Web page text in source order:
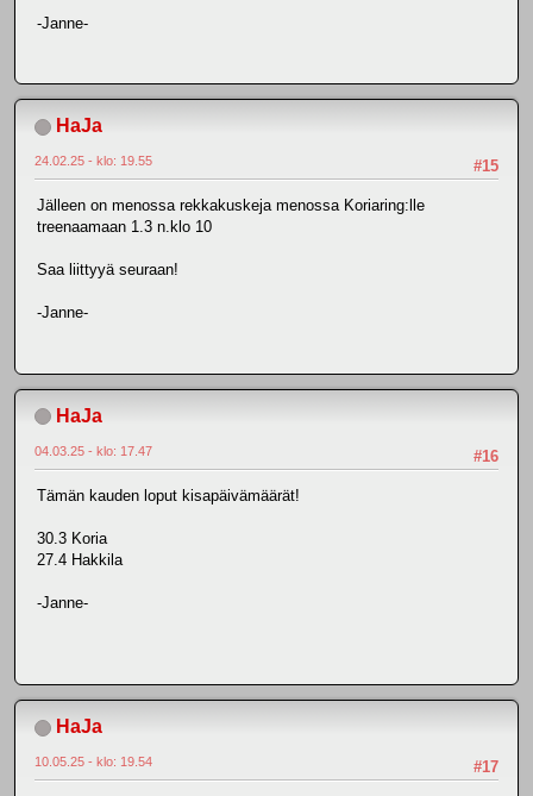
-Janne-
HaJa
#15
24.02.25 - klo: 19.55
Jälleen on menossa rekkakuskeja menossa Koriaring:lle
treenaamaan 1.3 n.klo 10
Saa liittyyä seuraan!
-Janne-
HaJa
#16
04.03.25 - klo: 17.47
Tämän kauden loput kisapäivämäärät!
30.3 Koria
27.4 Hakkila
-Janne-
HaJa
#17
10.05.25 - klo: 19.54